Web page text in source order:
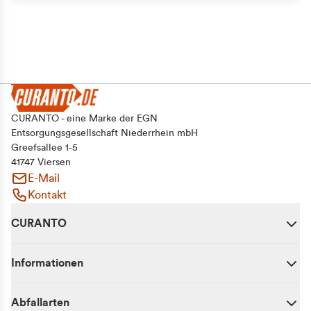
CURANTO - eine Marke der EGN
Entsorgungsgesellschaft Niederrhein mbH
Greefsallee 1-5
41747 Viersen
E-Mail
Kontakt
CURANTO
Informationen
Abfallarten